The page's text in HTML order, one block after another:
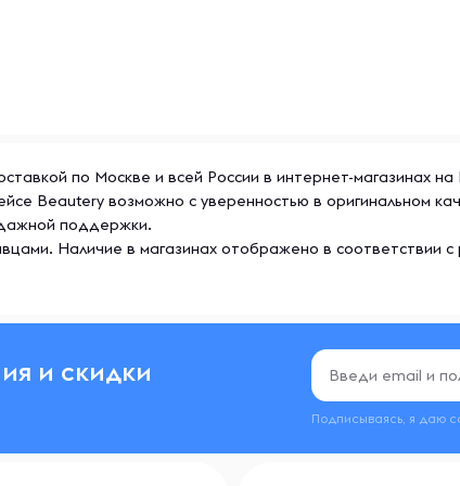
по Москве и всей России в интернет-магазинах
Beautery возможно с уверенностью в оригинальном
поддержки.
Наличие в магазинах отображено в соответствии
и скидки
Подписываясь, я даю